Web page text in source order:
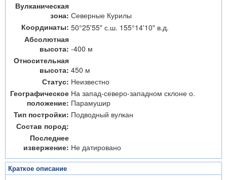
Вулканическая
зона: Северные Курилы
Координаты: 50°25'55" с.ш. 155°14'10" в.д.
Абсолютная
высота: -400 м
Относительная
высота: 450 м
Статус: Неизвестно
Географическое
положение:
На запад-северо-западном склоне о.
Парамушир
Тип постройки: Подводный вулкан
Состав пород:
Последнее
извержение: Не датировано
Краткое описание